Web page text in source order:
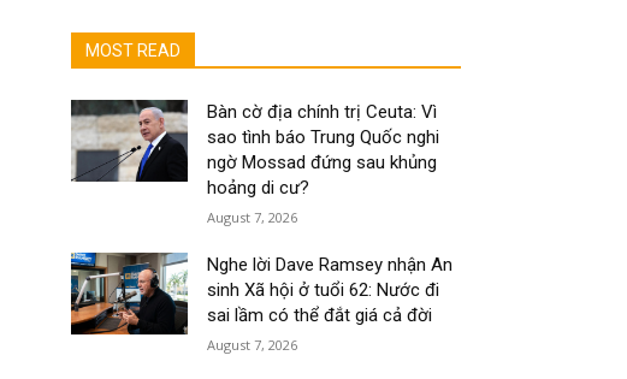
MOST READ
Bàn cờ địa chính trị Ceuta: Vì
sao tình báo Trung Quốc nghi
ngờ Mossad đứng sau khủng
hoảng di cư?
August 7, 2026
Nghe lời Dave Ramsey nhận An
sinh Xã hội ở tuổi 62: Nước đi
sai lầm có thể đắt giá cả đời
August 7, 2026